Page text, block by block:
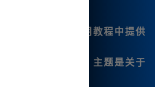
了一个账号，使用教程中提供
登录。
我输入了一段描述，主题是关于
。